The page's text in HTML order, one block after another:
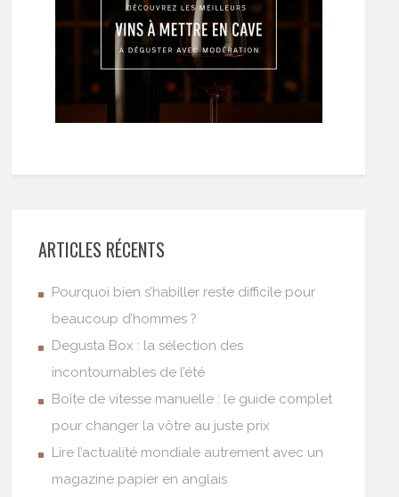
ARTICLES RÉCENTS
Pourquoi bien s’habiller reste difficile pour
beaucoup d’hommes ?
Degusta Box : la sélection des
incontournables de l’été
Boîte de vitesse manuelle : le guide complet
pour changer la vôtre au juste prix
Lire l’actualité mondiale autrement avec un
magazine papier en anglais